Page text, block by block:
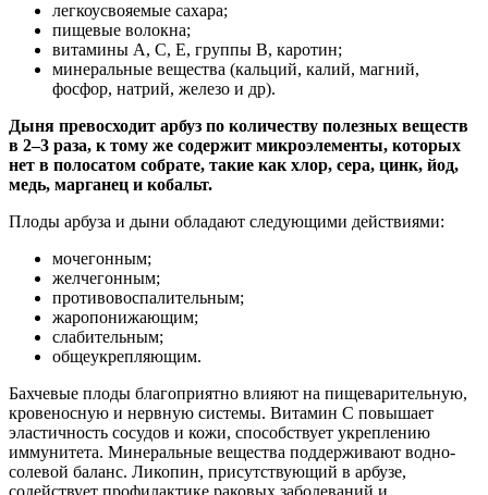
легкоусвояемые сахара;
пищевые волокна;
витамины А, С, Е, группы В, каротин;
минеральные вещества (кальций, калий, магний,
фосфор, натрий, железо и др).
Дыня превосходит арбуз по количеству полезных веществ
в 2–3 раза, к тому же содержит микроэлементы, которых
нет в полосатом собрате, такие как хлор, сера, цинк, йод,
медь, марганец и кобальт.
Плоды арбуза и дыни обладают следующими действиями:
мочегонным;
желчегонным;
противовоспалительным;
жаропонижающим;
слабительным;
общеукрепляющим.
Бахчевые плоды благоприятно влияют на пищеварительную,
кровеносную и нервную системы. Витамин С повышает
эластичность сосудов и кожи, способствует укреплению
иммунитета. Минеральные вещества поддерживают водно-
солевой баланс. Ликопин, присутствующий в арбузе,
содействует профилактике раковых заболеваний и